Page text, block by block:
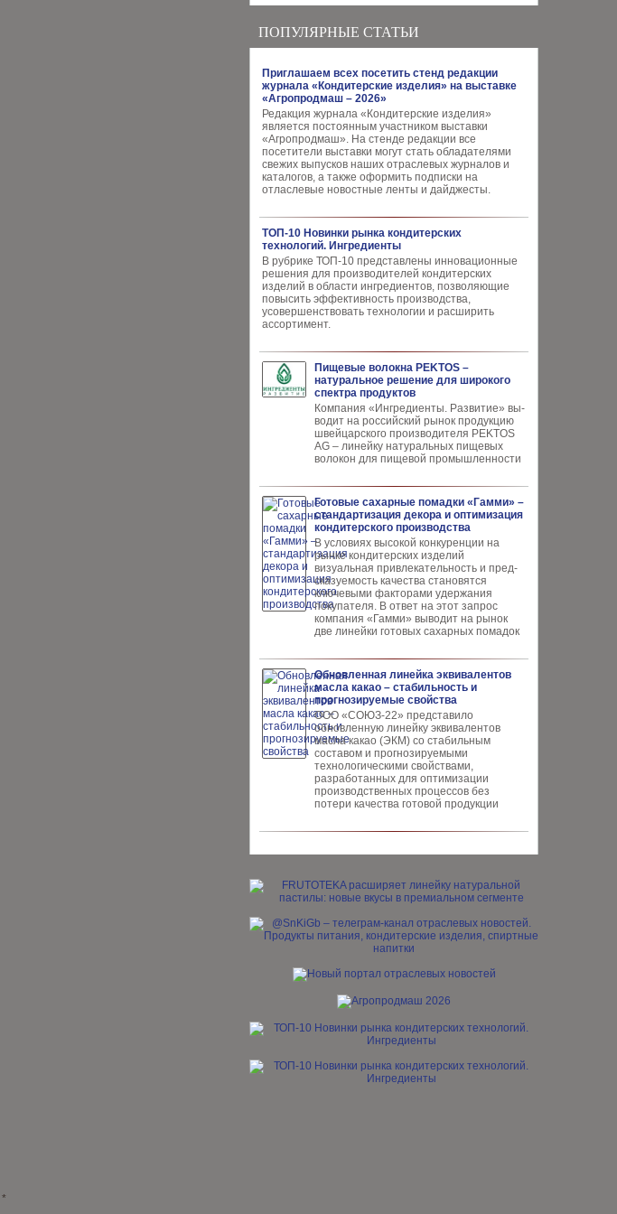
ПОПУЛЯРНЫЕ СТАТЬИ
Приглашаем всех посетить стенд редакции
журнала «Кондитерские изделия» на выставке
«Агропродмаш – 2026»
Редакция журнала «Кондитерские изделия»
является постоянным участником выставки
«Агропродмаш». На стенде редакции все
посетители выставки могут стать обладателями
свежих выпусков наших отраслевых журналов и
каталогов, а также оформить подписки на
отласлевые новостные ленты и дайджесты.
ТОП-10 Новинки рынка кондитерских
технологий. Ингредиенты
В рубрике ТОП-10 представлены инновационные
решения для производителей кондитерских
изделий в области ингредиентов, позволяющие
повысить эффективность производства,
усовершенствовать технологии и расширить
ассортимент.
Пищевые волокна PEKTOS –
натуральное решение для широкого
спектра продуктов
Компания «Ингредиенты. Развитие» вы­
водит на российский рынок продукцию
швей­царского производителя PEKTOS
AG – ли­нейку натуральных пищевых
волокон для пи­щевой промышленности
Готовые сахарные помадки «Гамми» –
стандартизация декора и оптимизация
кондитерского производства
В условиях высокой кон­куренции на
рынке конди­терских изделий
визуальная привлекательность и пред­
сказуемость качества ста­новятся
ключевыми факто­рами удержания
покупателя. В ответ на этот запрос
компания «Гамми» выводит на рынок
две линейки готовых сахарных помадок
Обновленная линейка эквивалентов
масла какао – стабильность и
прогнозируемые свойства
ООО «СОЮЗ-22» представило
обновлен­ную линейку эквивалентов
масла ка­као (ЭКМ) со стабильным
составом и прогнозируемыми
технологическими свойствами,
разработанных для опти­мизации
производственных процес­сов без
потери качества готовой про­дукции
*